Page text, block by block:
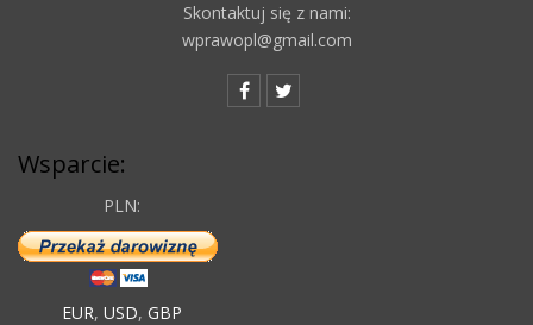
Skontaktuj się z nami:
wprawopl@gmail.com
Wsparcie:
PLN:
EUR, USD, GBP